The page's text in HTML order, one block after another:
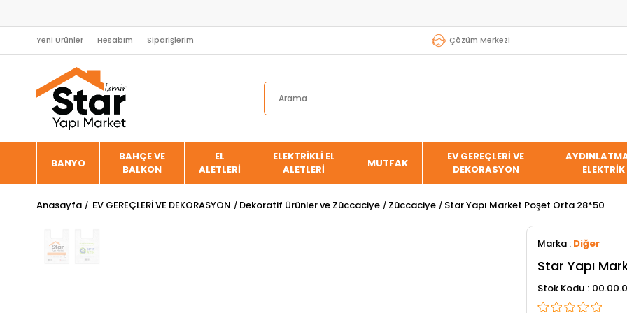
Yeni Ürünler Hesabım Siparişlerim Çözüm Merkezi
BANYO
BAHÇE VE
BALKON
EL
ALETLERİ
ELEKTRİKLİ EL
ALETLERİ
MUTFAK
EV GEREÇLERİ VE
DEKORASYON
ELEKTRİK
Anasayfa EV GEREÇLERİ VE DEKORASYON Dekoratif Ürünler ve Züccaciye Züccaciye Star Yapı Market Poşet Orta 28*50
Marka : Diğer
Star Yapı
Stok Kodu